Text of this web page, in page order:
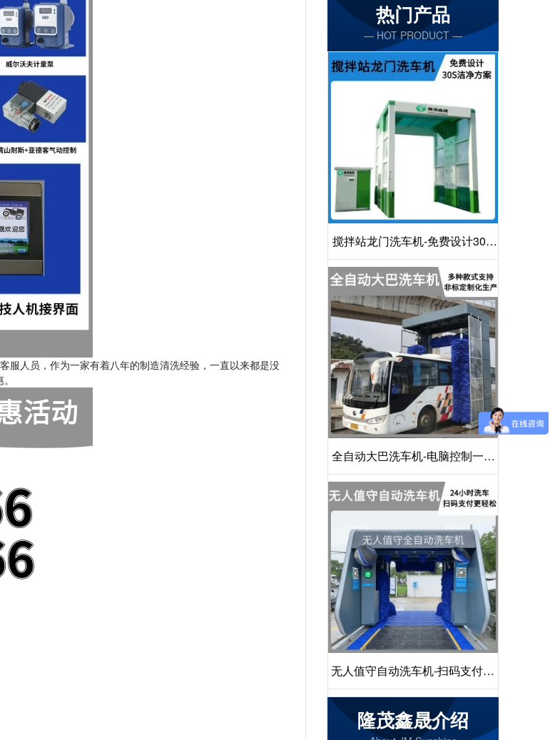
服人员，作为一家有着八年的制造清洗经验，一直以来都是没
热门产品
— HOT PRODUCT —
搅拌站龙门洗车机-免费设计30S
洁净方案[隆茂鑫晟]
全自动大巴洗车机-电脑控制一键
启动清洗[隆茂鑫晟]
无人值守自动洗车机-扫码支付24
小时不停机洗车[隆茂鑫晟]
隆茂鑫晟介绍